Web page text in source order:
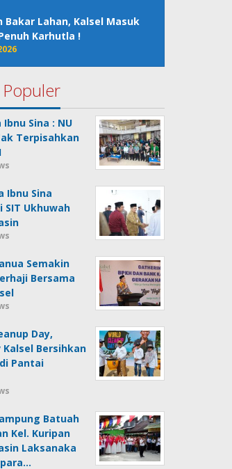
Bakar Lahan, Kalsel Masuk
Karhutla !
Sina : NU
Terpisahkan
Ibnu Sina
SIT Ukhuwah
Semakin
Bersama
Day,
Kalsel Bersihkan
Pantai
Batuah
Kel. Kuripan
Laksanaka